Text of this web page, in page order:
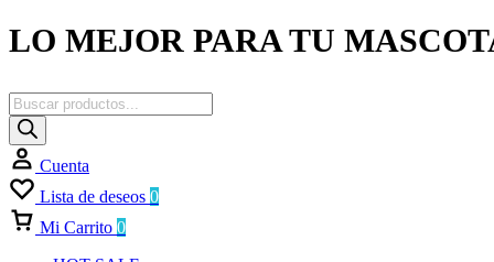
LO MEJOR PARA TU
Búsqueda
de
productos
Cuenta
Lista de deseos 0
Mi Carrito 0